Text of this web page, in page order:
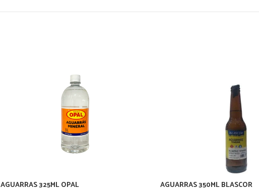
AGUARRAS 325ML OPAL AGUARRAS 350ML BLASCOR